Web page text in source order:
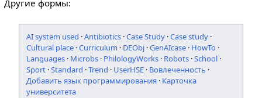
Другие формы:
AI system used ·Antibiotics ·Case Study ·Case study ·
Cultural place ·Curriculum · DEObj ·GenAIcase · HowTo ·
Languages · Microbs · PhilologyWorks · Robots ·School ·
Sport ·Standard ·Trend · UserHSE · Вовлеченность ·
Добавить язык программирования · Карточка
университета